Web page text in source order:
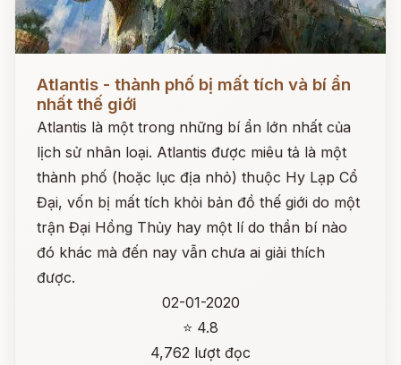
Atlantis - thành phố bị mất tích và bí ẩn
nhất thế giới
Atlantis là một trong những bí ẩn lớn nhất của
lịch sử nhân loại. Atlantis được miêu tả là một
thành phố (hoặc lục địa nhỏ) thuộc Hy Lạp Cổ
Đại, vốn bị mất tích khỏi bản đồ thế giới do một
trận Đại Hồng Thủy hay một lí do thần bí nào
đó khác mà đến nay vẫn chưa ai giải thích
được.
02-01-2020
⭐ 4.8
4,762 lượt đọc